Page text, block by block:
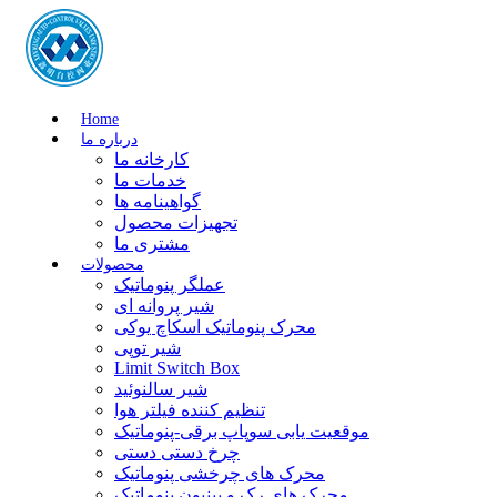
Home
درباره ما
کارخانه ما
خدمات ما
گواهینامه ها
تجهیزات محصول
مشتری ما
محصولات
عملگر پنوماتیک
شیر پروانه ای
محرک پنوماتیک اسکاچ یوکی
شیر توپی
Limit Switch Box
شیر سالنوئید
تنظیم کننده فیلتر هوا
موقعیت یابی سوپاپ برقی-پنوماتیک
چرخ دستی دستی
محرک های چرخشی پنوماتیک